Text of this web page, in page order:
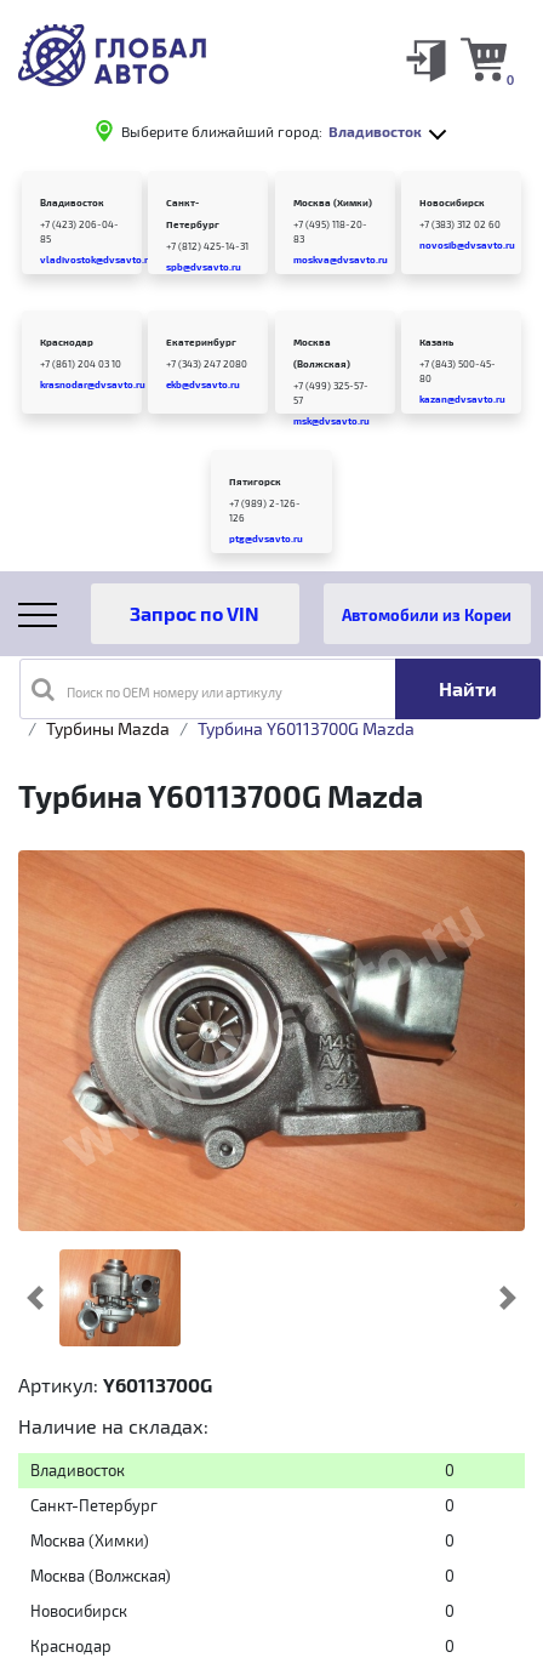
Выберите ближайший город: Владивосток
0
Владивосток
+7 (423) 206-04-
85
vladivostok@dvsavto.ru
Санкт-
Петербург
+7 (812) 425-14-31
spb@dvsavto.ru
Москва (Химки)
+7 (495) 118-20-
83
moskva@dvsavto.ru
Новосибирск
+7 (383) 312 02 60
novosib@dvsavto.ru
Краснодар
+7 (861) 204 03 10
krasnodar@dvsavto.ru
Екатеринбург
+7 (343) 247 2080
ekb@dvsavto.ru
Москва
(Волжская)
+7 (499) 325-57-
57
msk@dvsavto.ru
Казань
+7 (843) 500-45-
80
kazan@dvsavto.ru
Пятигорск
+7 (989) 2-126-
126
ptg@dvsavto.ru
Поиск по OEM номеру или артикулу
Автомобили из Кореи
Главная Каталог товаров Турбины
Турбины Mazda
Турбина Y60113700G Mazda
Турбина Y60113700G Mazda
Предыдущий
Артикул: Y60113700G
Наличие на складах:
Владивосток
0
Санкт-Петербург
0
Москва (Химки)
0
Москва (Волжская)
0
Новосибирск
0
Краснодар
0